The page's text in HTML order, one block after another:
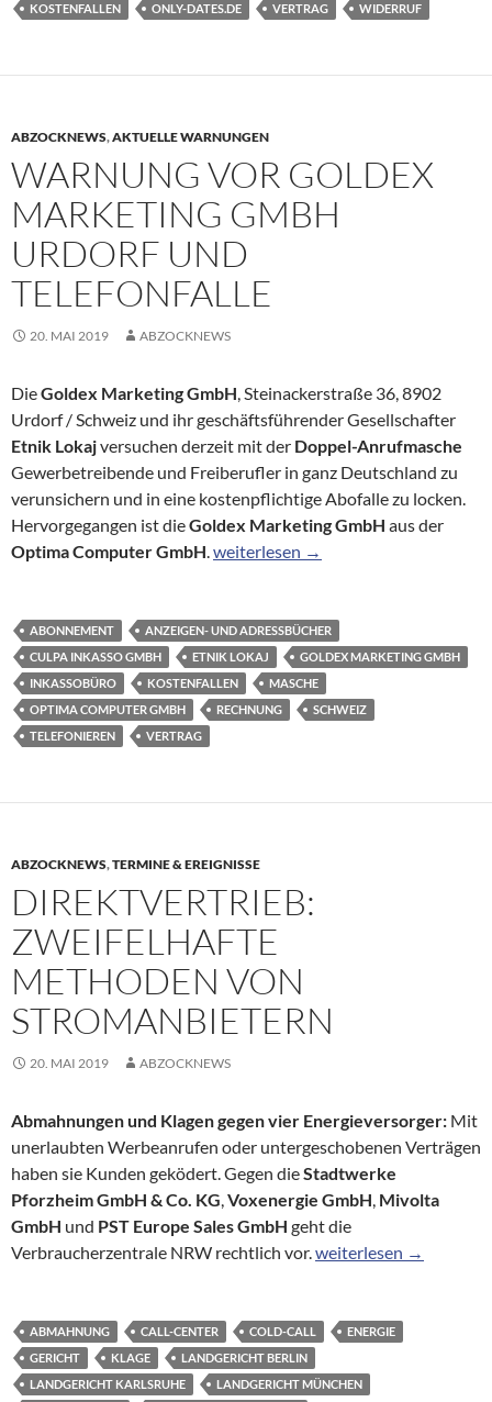
KOSTENFALLEN
ONLY-DATES.DE VERTRAG WIDERRUF
ABZOCKNEWS,AKTUELLE WARNUNGEN
WARNUNG VOR GOLDEX
MARKETING GMBH
URDORF UND
TELEFONFALLE
20. MAI 2019 ABZOCKNEWS
DieGoldex Marketing GmbH, Steinackerstraße 36, 8902
Urdorf / Schweiz und ihr geschäftsführender Gesellschafter
Etnik Lokajversuchen derzeit mit der Doppel-Anrufmasche
Gewerbetreibende und Freiberufler in ganz Deutschland zu
verunsichern und in eine kostenpflichtige Abofalle zu locken.
Hervorgegangen ist dieGoldex Marketing GmbH aus der
Optima Computer GmbH.Warnung vor Goldex Marketing
weiterlesen →
ABONNEMENT
ANZEIGEN- UND ADRESSBÜCHER
CULPA INKASSO GMBH
ETNIK LOKAJ
GOLDEX MARKETING GMBH
INKASSOBÜRO
KOSTENFALLEN
MASCHE
OPTIMA COMPUTER GMBH
RECHNUNG
SCHWEIZ
TELEFONIEREN
VERTRAG
ABZOCKNEWS,TERMINE & EREIGNISSE
DIREKTVERTRIEB:
ZWEIFELHAFTE
METHODEN VON
STROMANBIETERN
20. MAI 2019 ABZOCKNEWS
Abmahnungen und Klagen gegen vier Energieversorger: Mit
unerlaubten Werbeanrufen oder untergeschobenen Verträgen
haben sie Kunden geködert. Gegen dieStadtwerke
Pforzheim GmbH & Co. KG,Voxenergie GmbH, Mivolta
GmbH und PST Europe Sales GmbH geht die
Verbraucherzentrale NRW rechtlich vor.Direktvertrieb:
weiterlesen →
ABMAHNUNG CALL-CENTER COLD-CALL
ENERGIE
GERICHT
KLAGE
LANDGERICHT BERLIN
LANDGERICHT KARLSRUHE
LANDGERICHT MÜNCHEN